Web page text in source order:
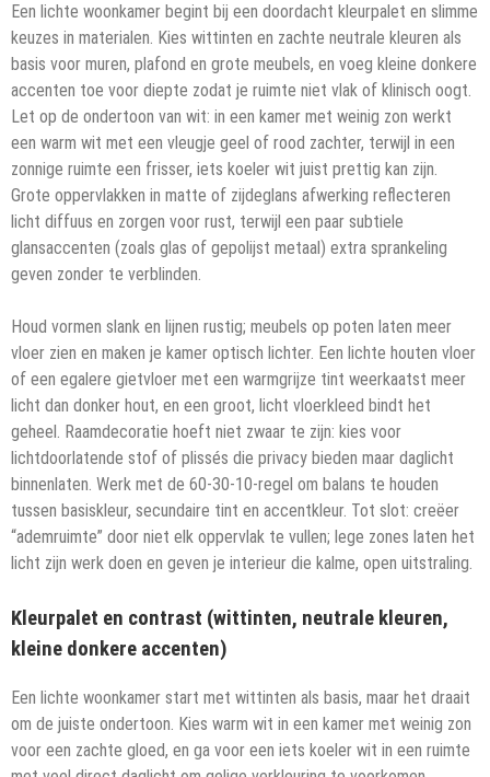
Een lichte woonkamer begint bij een doordacht kleurpalet en slimme
keuzes in materialen. Kies wittinten en zachte neutrale kleuren als
basis voor muren, plafond en grote meubels, en voeg kleine donkere
accenten toe voor diepte zodat je ruimte niet vlak of klinisch oogt.
Let op de ondertoon van wit: in een kamer met weinig zon werkt
een warm wit met een vleugje geel of rood zachter, terwijl in een
zonnige ruimte een frisser, iets koeler wit juist prettig kan zijn.
Grote oppervlakken in matte of zijdeglans afwerking reflecteren
licht diffuus en zorgen voor rust, terwijl een paar subtiele
glansaccenten (zoals glas of gepolijst metaal) extra sprankeling
geven zonder te verblinden.
Houd vormen slank en lijnen rustig; meubels op poten laten meer
vloer zien en maken je kamer optisch lichter. Een lichte houten vloer
of een egalere gietvloer met een warmgrijze tint weerkaatst meer
licht dan donker hout, en een groot, licht vloerkleed bindt het
geheel. Raamdecoratie hoeft niet zwaar te zijn: kies voor
lichtdoorlatende stof of plissés die privacy bieden maar daglicht
binnenlaten. Werk met de 60-30-10-regel om balans te houden
tussen basiskleur, secundaire tint en accentkleur. Tot slot: creëer
“ademruimte” door niet elk oppervlak te vullen; lege zones laten het
licht zijn werk doen en geven je interieur die kalme, open uitstraling.
Kleurpalet en contrast (wittinten, neutrale kleuren,
kleine donkere accenten)
Een lichte woonkamer start met wittinten als basis, maar het draait
om de juiste ondertoon. Kies warm wit in een kamer met weinig zon
voor een zachte gloed, en ga voor een iets koeler wit in een ruimte